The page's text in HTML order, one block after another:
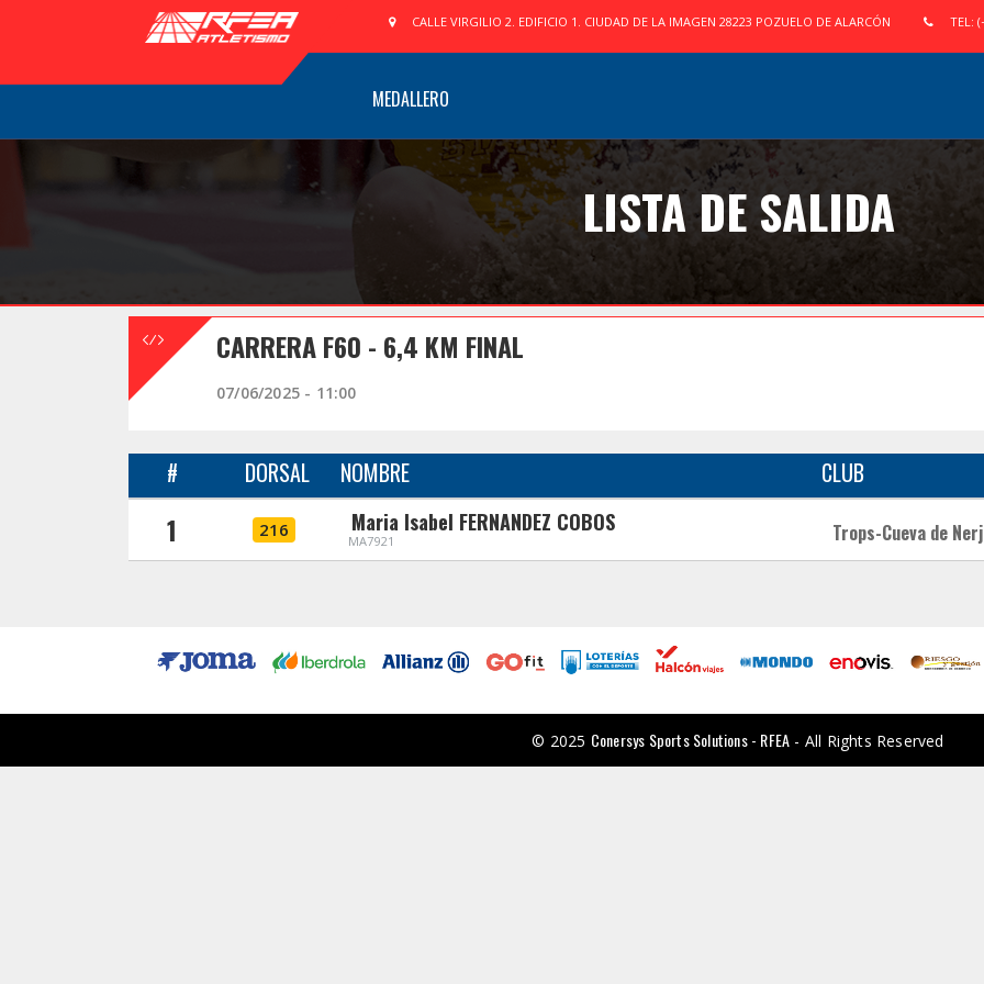
CALLE VIRGILIO 2. EDIFICIO 1. CIUDAD DE LA IMAGEN 28223 POZUELO DE ALARCÓN TEL:
MEDALLERO
LISTA DE SALIDA
CARRERA F60 - 6,4 KM FINAL
07/06/2025 - 11:00
# DORSAL NOMBRE CLUB
1 216 Maria Isabel FERNANDEZ COBOS
MA7921 Trops-Cueva de
© 2025 Conersys Sports Solutions - RFEA - All Rights Reserved